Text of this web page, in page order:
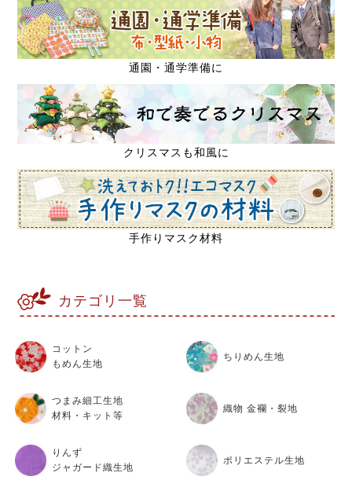
通園・通学準備に
クリスマスも和風に
手作りマスク材料
カテゴリ一覧
コットン
もめん生地
ちりめん生地
つまみ細工生地
材料・キット等
織物 金襴・裂地
りんず
ジャガード織生地
ポリエステル生地